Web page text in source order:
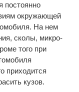
постоянно
окружающей
На нем
сколы, микро-
того при
приходится
кузов.